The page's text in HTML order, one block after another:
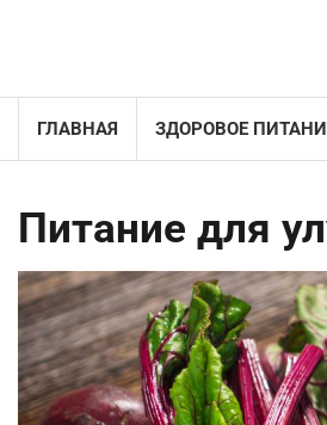
ГЛАВНАЯ ЗДОРОВОЕ
Питание для